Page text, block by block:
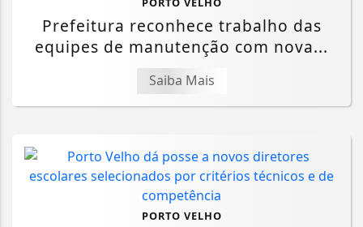
Prefeitura reconhece trabalho das
equipes de manutenção com nova...
Saiba Mais
PORTO VELHO